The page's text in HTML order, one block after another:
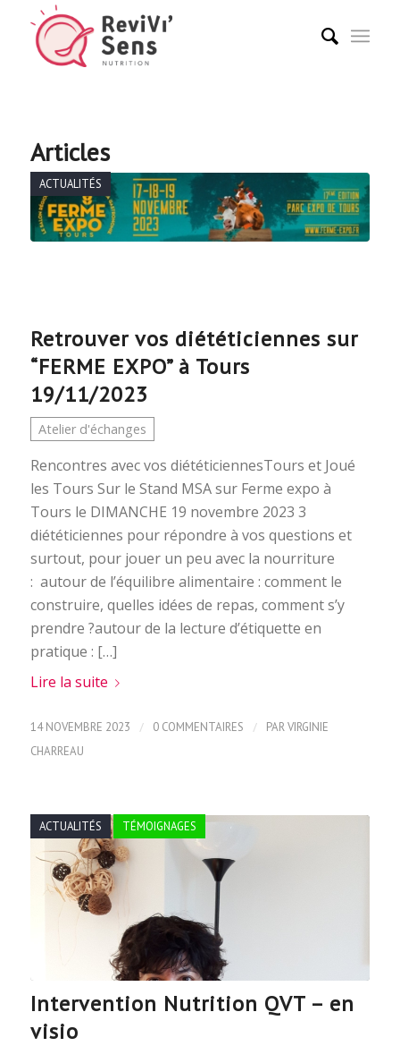
Articles
Retrouver vos diététiciennes sur
“FERME EXPO” à Tours
19/11/2023
ACTUALITÉS
Atelier d'échanges
Rencontres avec vos diététiciennesTours et Joué
les Tours Sur le Stand MSA sur Ferme expo à
Tours le DIMANCHE 19 novembre 2023 3
diététiciennes pour répondre à vos questions et
surtout, pour jouer un peu avec la nourriture
: autour de l’équilibre alimentaire : comment le
construire, quelles idées de repas, comment s’y
prendre ?autour de la lecture d’étiquette en
pratique : […]
Lire la suite
14 NOVEMBRE 2023 / 0 COMMENTAIRES / PARVIRGINIE
CHARREAU
Intervention Nutrition QVT – en
visio
ACTUALITÉS TÉMOIGNAGES